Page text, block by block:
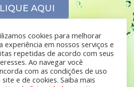
AQUI
cookies para melhorar
experiência em nossos serviços e
repetidas de acordo com seus
Ao navegar você
com as condições de uso
e de cookies. Saiba mais